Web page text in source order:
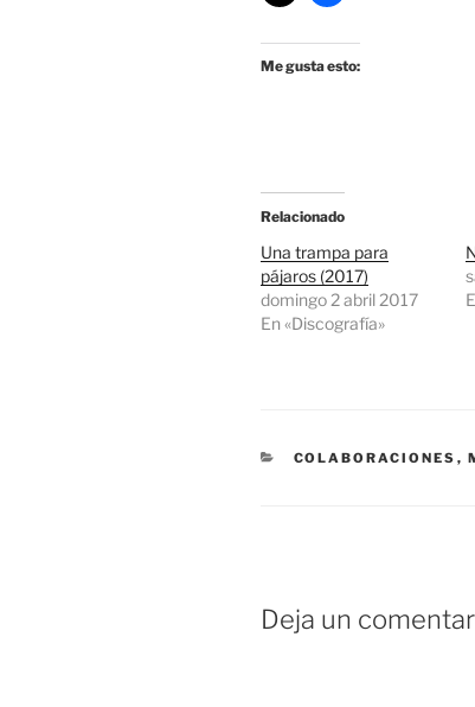
Me gusta esto:
Relacionado
Una trampa para
pájaros (2017)
domingo 2 abril 2017
En «Discografía»
CATEGORÍAS
COLABORACIONES ,
Deja un